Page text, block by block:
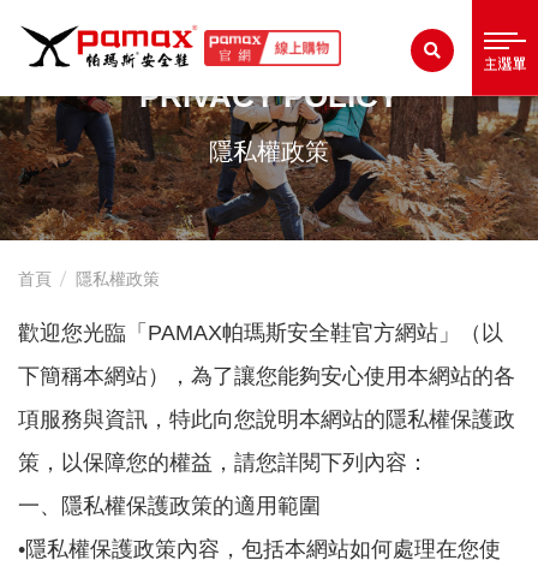
PAMAX
帕
瑪
斯
安
全
鞋．
展
開
選
單
PRIVACY POLICY
隱私權政策
首頁 隱私權政策
歡迎您光臨「PAMAX帕瑪斯安全鞋官方網站」（以
下簡稱本網站），為了讓您能夠安心使用本網站的各
項服務與資訊，特此向您說明本網站的隱私權保護政
策，以保障您的權益，請您詳閱下列內容：
一、隱私權保護政策的適用範圍
•隱私權保護政策內容，包括本網站如何處理在您使